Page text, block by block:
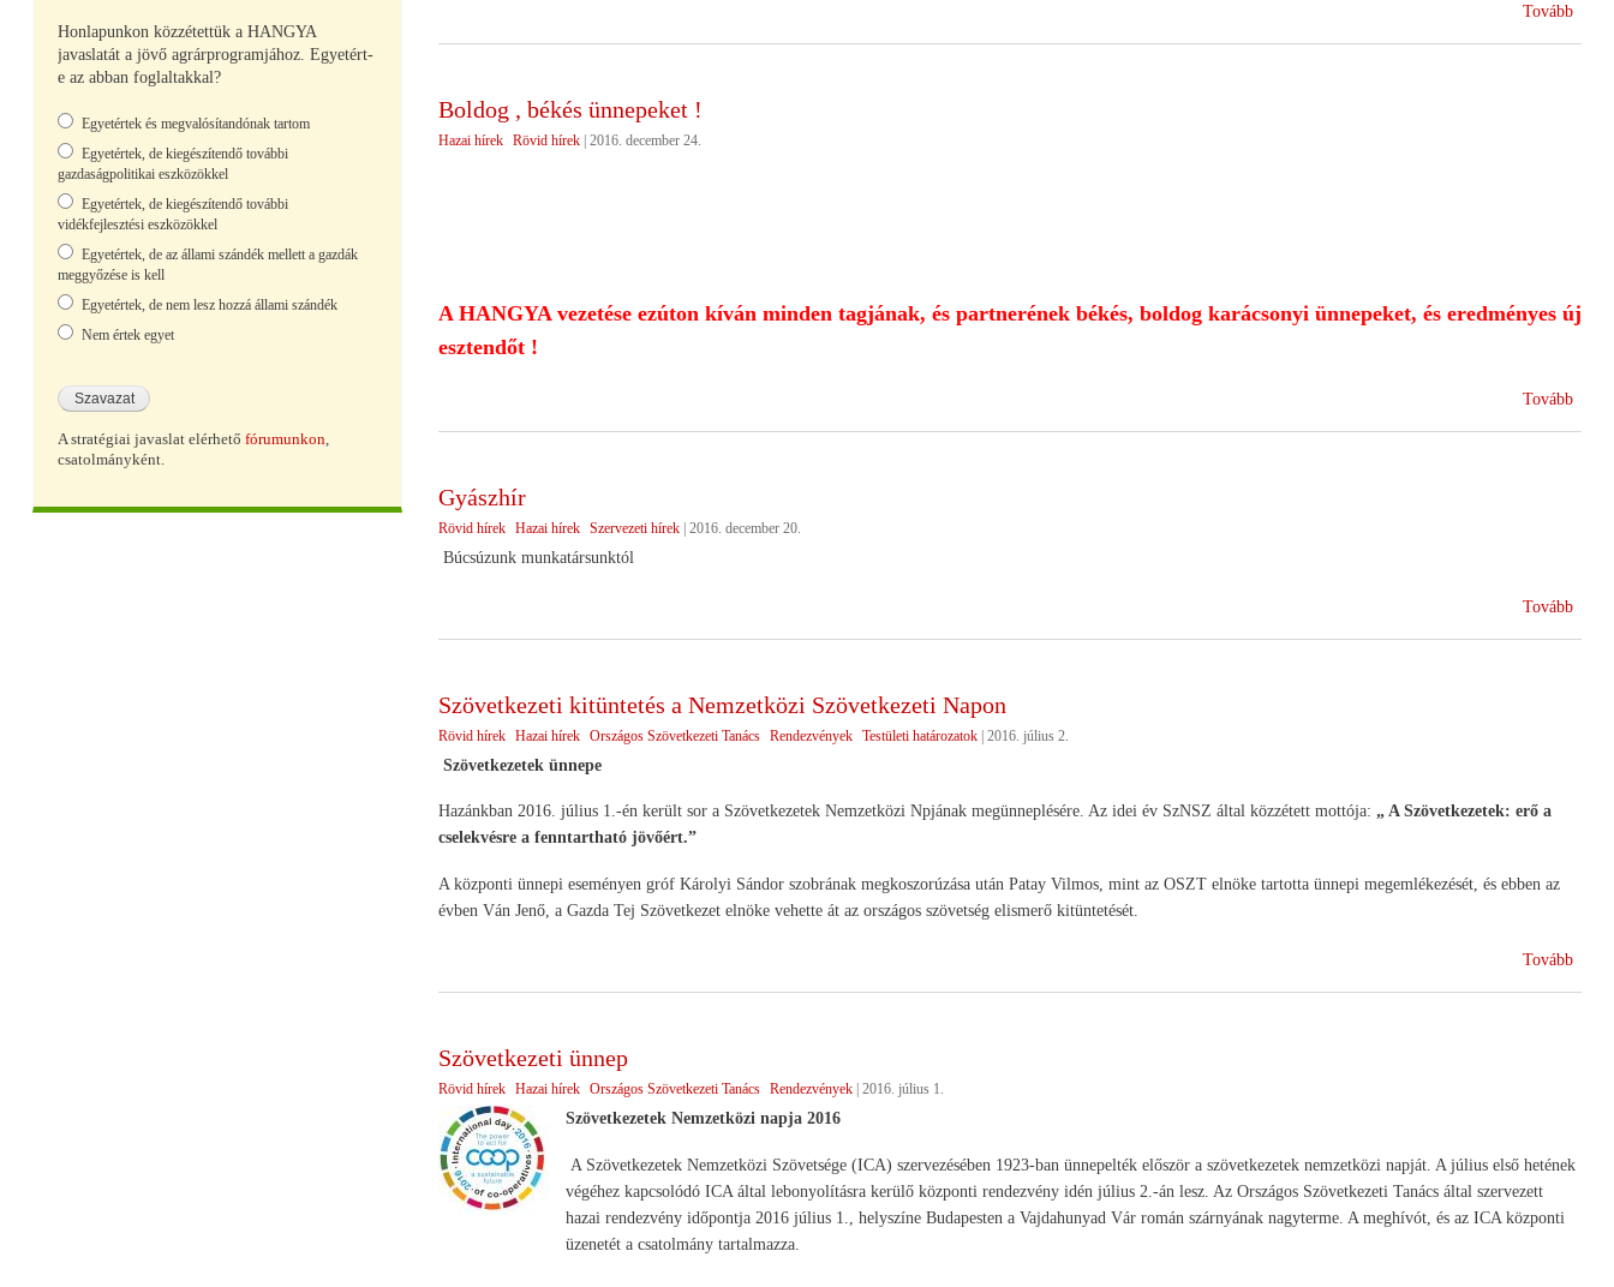
Tovább
Boldog , békés ünnepeket !
Hazai hírek Rövid hírek | 2016. december 24.
A HANGYA vezetése ezúton kíván minden tagjának, és partnerének békés, boldog karácsonyi ünnepeket, és eredményes új
esztendőt !
Tovább
Gyászhír
Rövid hírek Hazai hírek Szervezeti hírek | 2016. december 20.
Búcsúzunk munkatársunktól
Tovább
Szövetkezeti kitüntetés a Nemzetközi Szövetkezeti Napon
Rövid hírek Hazai hírek Országos Szövetkezeti Tanács Rendezvények Testületi határozatok | 2016. július 2.
Szövetkezetek ünnepe
Hazánkban 2016. július 1.-én került sor a Szövetkezetek Nemzetközi Npjának megünneplésére. Az idei év SzNSZ által közzétett mottója: „ A Szövetkezetek: erő a
cselekvésre a fenntartható jövőért.”
A központi ünnepi eseményen gróf Károlyi Sándor szobrának megkoszorúzása után Patay Vilmos, mint az OSZT elnöke tartotta ünnepi megemlékezését, és ebben az
évben Ván Jenő, a Gazda Tej Szövetkezet elnöke vehette át az országos szövetség elismerő kitüntetését.
Tovább
Szövetkezeti ünnep
Rövid hírek Hazai hírek Országos Szövetkezeti Tanács Rendezvények 2016. július 1.
Szövetkezetek Nemzetközi napja 2016
A Szövetkezetek Nemzetközi Szövetsége (ICA) szervezésében 1923-ban ünnepelték először a szövetkezetek nemzetközi napját. A július első hetének
végéhez kapcsolódó ICA által lebonyolításra kerülő központi rendezvény idén július 2.-án lesz. Az Országos Szövetkezeti Tanács által szervezett
hazai rendezvény időpontja 2016 július 1., helyszíne Budapesten a Vajdahunyad Vár román szárnyának nagyterme. A meghívót, és az ICA központi
üzenetét a csatolmány tartalmazza.
Honlapunkon közzétettük a HANGYA
javaslatát a jövő agrárprogramjához. Egyetért-
e az abban foglaltakkal?
Választások
Egyetértek és megvalósítandónak tartom
Egyetértek, de kiegészítendő további
gazdaságpolitikai eszközökkel
Egyetértek, de kiegészítendő további
vidékfejlesztési eszközökkel
Egyetértek, de az állami szándék mellett a gazdák
meggyőzése is kell
Egyetértek, de nem lesz hozzá állami szándék
Nem értek egyet
A stratégiai javaslat elérhető fórumunkon
csatolmányként.